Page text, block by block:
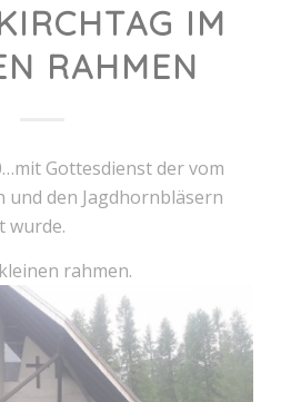
IM
RAHMEN
Gottesdienst der vom
und den Jagdhornbläsern
wurde.
rahmen.